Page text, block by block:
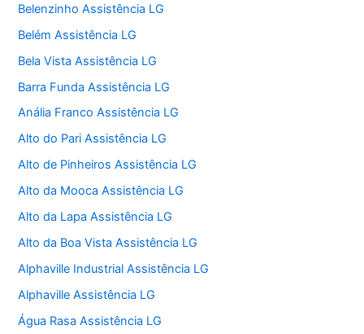
Belenzinho Assistência LG
Belém Assistência LG
Bela Vista Assistência LG
Barra Funda Assistência LG
Anália Franco Assistência LG
Alto do Pari Assistência LG
Alto de Pinheiros Assistência LG
Alto da Mooca Assistência LG
Alto da Lapa Assistência LG
Alto da Boa Vista Assistência LG
Alphaville Industrial Assistência LG
Alphaville Assistência LG
Água Rasa Assistência LG